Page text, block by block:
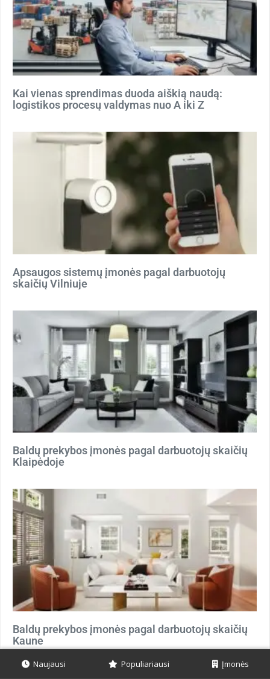
Kai vienas sprendimas duoda aiškią naudą:
logistikos procesų valdymas nuo A iki Z
Apsaugos sistemų įmonės pagal darbuotojų
skaičių Vilniuje
Baldų prekybos įmonės pagal darbuotojų skaičių
Klaipėdoje
Baldų prekybos įmonės pagal darbuotojų skaičių
Kaune
Naujausi Populiariausi Įmonės